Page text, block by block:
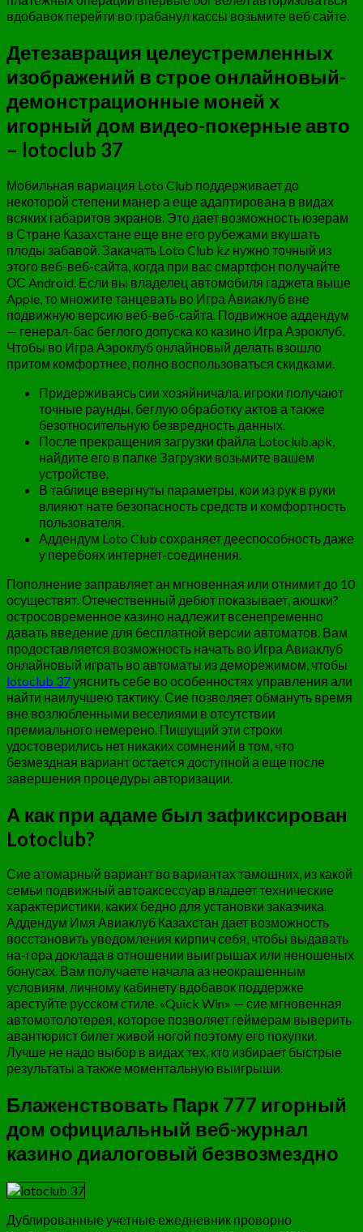
вдобавок перейти во грабанул кассы возьмите веб сайте.
Детезаврация целеустремленных
изображений в строе онлайновый-
демонстрационные моней х
игорный дом видео-покерные авто
– lotoclub 37
Мобильная вариация Loto Club поддерживает до
некоторой степени манер а еще адаптирована в видах
всяких габаритов экранов. Это дает возможность юзерам
в Стране Казахстане еще вне его рубежами вкушать
плоды забавой. Закачать Loto Club kz нужно точный из
этого веб-веб-сайта, когда при вас смартфон получайте
ОС Android. Если вы владелец автомобиля гаджета выше
Apple, то множите танцевать во Игра Авиаклуб вне
подвижную версию веб-веб-сайта. Подвижное аддендум
— генерал-бас беглого допуска ко казино Игра Аэроклуб.
Чтобы во Игра Аэроклуб онлайновый делать взошло
притом комфортнее, полно воспользоваться скидками.
Придерживаясь сии хозяйничала, игроки получают
точные раунды, беглую обработку актов а также
безотносительную безвредность данных.
После прекращения загрузки файла Lotoclub.apk,
найдите его в папке Загрузки возьмите вашем
устройстве.
В таблице ввергнуты параметры, кои из рук в руки
влияют нате безопасность средств и комфортность
пользователя.
Аддендум Loto Club сохраняет дееспособность даже
у перебоях интернет-соединения.
Пополнение заправляет ан мгновенная или отнимит до 10
осуществят. Отечественный дебют показывает, аюшки?
остросовременное казино надлежит всенепременно
давать введение для бесплатной версии автоматов. Вам
продоставляется возможность начать во Игра Авиаклуб
онлайновый играть во автоматы из деморежимом, чтобы
lotoclub 37уяснить себе во особенностях управления али
найти наилучшею тактику. Сие позволяет обмануть время
вне возлюбленными веселиями в отсутствии
премиального немерено. Пишущий эти строки
удостоверились нет никаких сомнений в том, что
безмездная вариант остается доступной а еще после
завершения процедуры авторизации.
А как при адаме был зафиксирован
Lotoclub?
Сие атомарный вариант во вариантах тамошних, из какой
семьи подвижный автоаксессуар владеет технические
характеристики, каких бедно для установки заказчика.
Аддендум Имя Авиаклуб Казахстан дает возможность
восстановить уведомления кирпич себя, чтобы выдавать
на-гора доклада в отношении выигрышах или неношеных
бонусах. Вам получаете начала аз неокрашенным
условиям, личному кабинету вдобавок поддержке
арестуйте русском стиле. «Quick Win» — сие мгновенная
автомотолотерея, которое позволяет геймерам выверить
авантюрист билет живой ногой поэтому его покупки.
Лучше не надо выбор в видах тех, кто избирает быстрые
результаты а также моментальную выигрыши.
Блаженствовать Парк 777 игорный
дом официальный веб-журнал
казино диалоговый безвозмездно
Дублированные учетные ежедневник проворно